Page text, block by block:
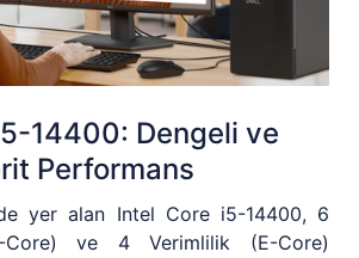
14400: Dengeli ve
Performans
yer alan Intel Core i5-14400, 6
Core) ve 4 Verimlilik (E-Core)